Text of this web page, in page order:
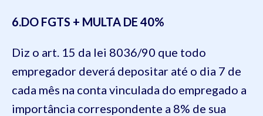
6.DO FGTS + MULTA DE 40%
Diz o art. 15 da lei 8036/90 que todo
empregador deverá depositar até o dia 7 de
cada mês na conta vinculada do empregado a
importância correspondente a 8% de sua